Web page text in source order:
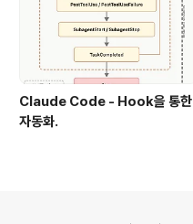
Claude Code - Hook을 통한
자동화.